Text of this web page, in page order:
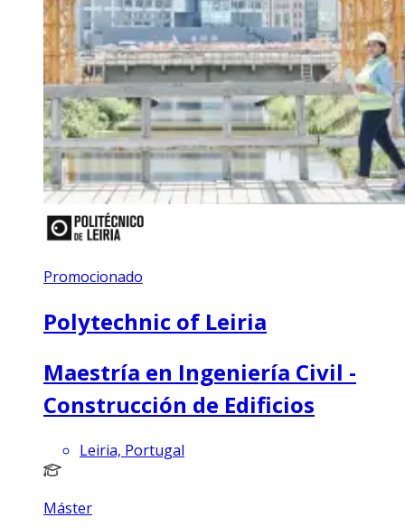
Promocionado
Polytechnic of Leiria
Maestría en Ingeniería Civil -
Construcción de Edificios
Leiria, Portugal
Máster